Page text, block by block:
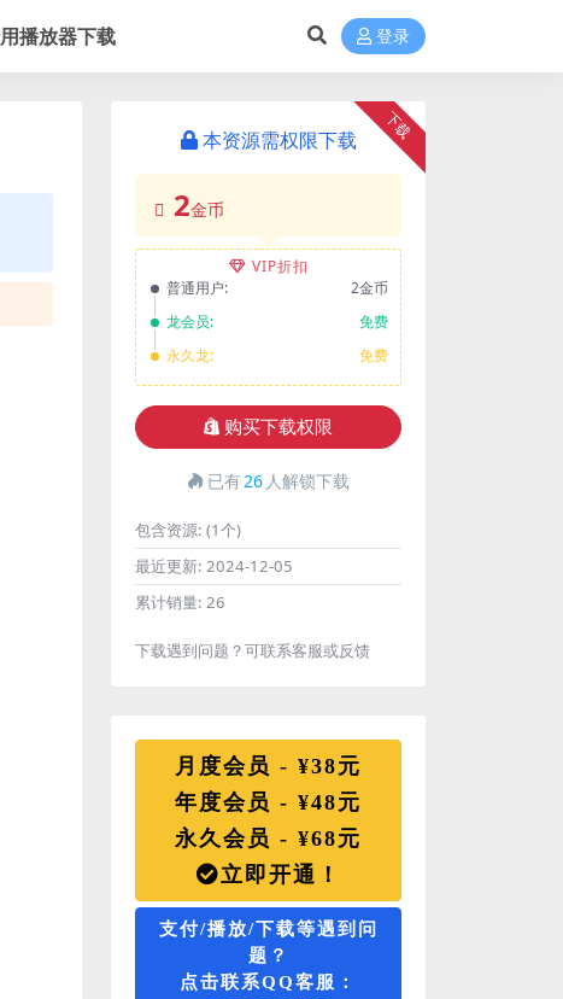
播放器下载 登录
下载
本资源需权限下载
2金币
VIP折扣
普通用户:
2金币
龙会员:
免费
永久龙:
免费
购买下载权限
已有26 人解锁下载
包含资源: (1个)
最近更新: 2024-12-05
累计销量: 26
下载遇到问题？可联系客服或反馈
月度会员 - ¥38元
年度会员 - ¥48元
永久会员 - ¥68元
立即开通！
支付/播放/下载等遇到问
题？
点击联系QQ客服：